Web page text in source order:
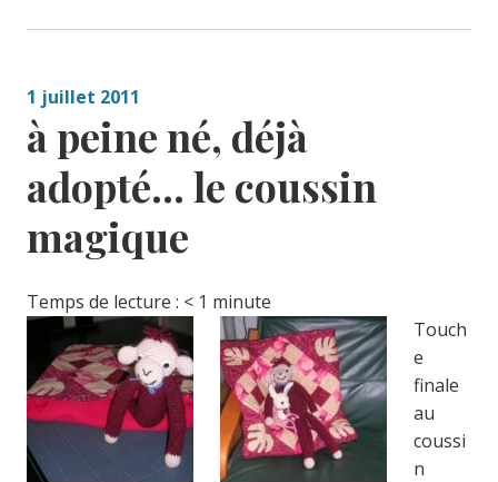
1 juillet 2011
à peine né, déjà
adopté… le coussin
magique
Temps de lecture : < 1 minute
Touch
e
finale
au
coussi
n